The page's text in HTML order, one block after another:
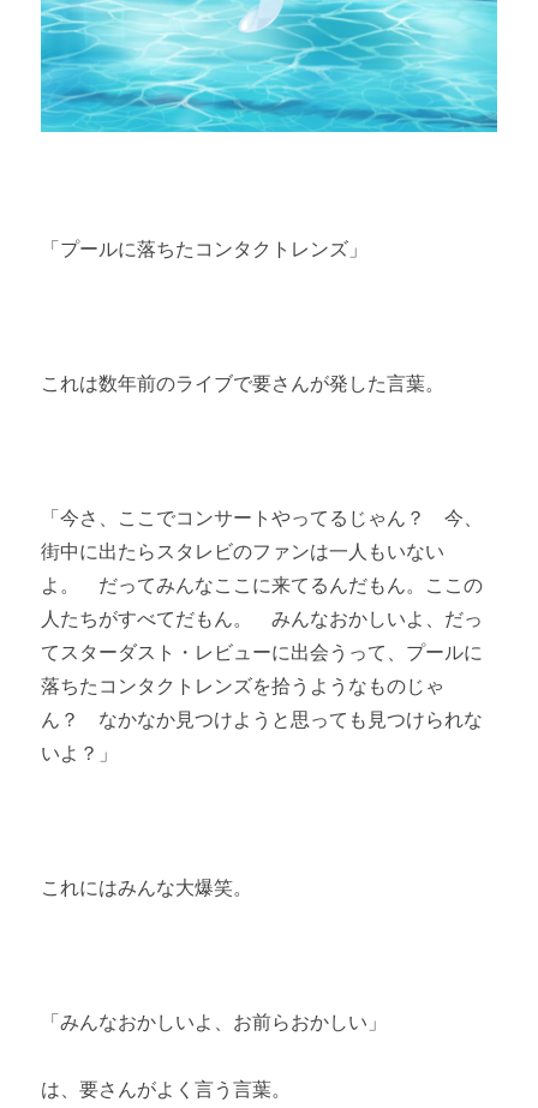
「プールに落ちたコンタクトレンズ」
これは数年前のライブで要さんが発した言葉。
「今さ、ここでコンサートやってるじゃん？ 今、
街中に出たらスタレビのファンは一人もいない
よ。 だってみんなここに来てるんだもん。ここの
人たちがすべてだもん。 みんなおかしいよ、だっ
てスターダスト・レビューに出会うって、プールに
落ちたコンタクトレンズを拾うようなものじゃ
ん？ なかなか見つけようと思っても見つけられな
いよ？」
これにはみんな大爆笑。
「みんなおかしいよ、お前らおかしい」
は、要さんがよく言う言葉。